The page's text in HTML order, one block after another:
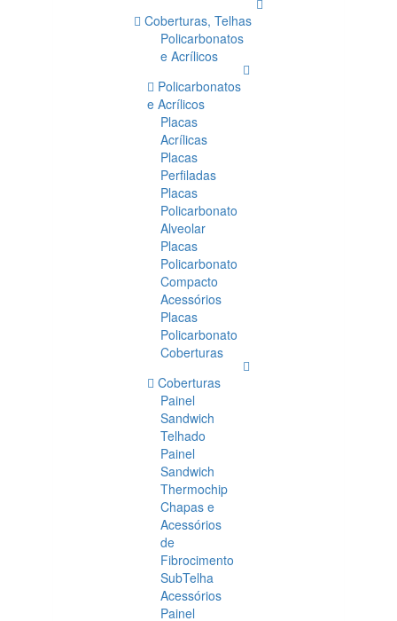
Coberturas, Telhas
Policarbonatos
e Acrílicos
Policarbonatos
e Acrílicos
Placas
Acrílicas
Placas
Perfiladas
Placas
Policarbonato
Alveolar
Placas
Policarbonato
Compacto
Acessórios
Placas
Policarbonato
Coberturas
Coberturas
Painel
Sandwich
Telhado
Painel
Sandwich
Thermochip
Chapas e
Acessórios
de
Fibrocimento
SubTelha
Acessórios
Painel